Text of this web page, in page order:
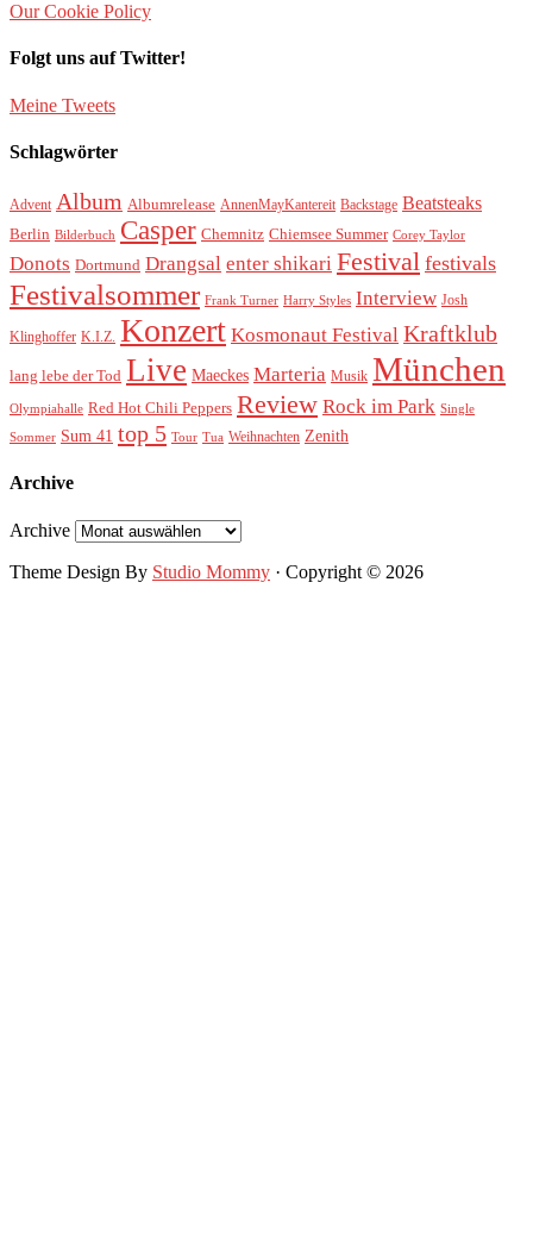
Our Cookie Policy
Folgt uns auf Twitter!
Meine Tweets
Schlagwörter
Advent Album Albumrelease AnnenMayKantereit Backstage Beatsteaks
Berlin Bilderbuch Casper Chemnitz Chiemsee Summer Corey Taylor
Donots Dortmund Drangsal enter shikari Festival festivals
Festivalsommer Frank Turner Harry Styles Interview Josh
Klinghoffer K.I.Z. Konzert Kosmonaut Festival Kraftklub
lang lebe der Tod Live Maeckes Marteria Musik München
Olympiahalle Red Hot Chili Peppers Review Rock im Park Single
Sommer Sum 41 top 5 Tour Tua Weihnachten Zenith
Archive
Archive
Theme Design By Studio Mommy · Copyright © 2026